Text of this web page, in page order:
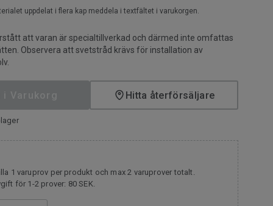
uppdelat i flera kap meddela i textfältet i varukorgen.
att varan är specialtillverkad och därmed inte omfattas
Observera att svetstråd krävs för installation av
Hitta återförsäljare
1 varuprov per produkt och max 2 varuprover totalt.
för 1-2 prover: 80 SEK.